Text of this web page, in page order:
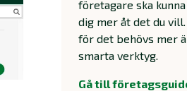
företagare ska kunna
dig mer åt det du vill.
för det behövs mer
smarta verktyg.
Gå till